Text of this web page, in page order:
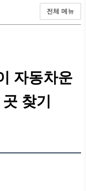
전체 메뉴
자동차운
찾기